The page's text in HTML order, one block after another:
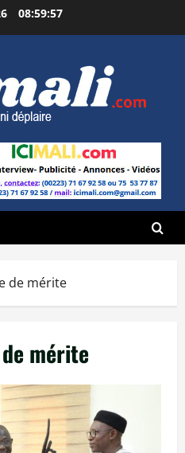
08:59:58
de mérite
mérite